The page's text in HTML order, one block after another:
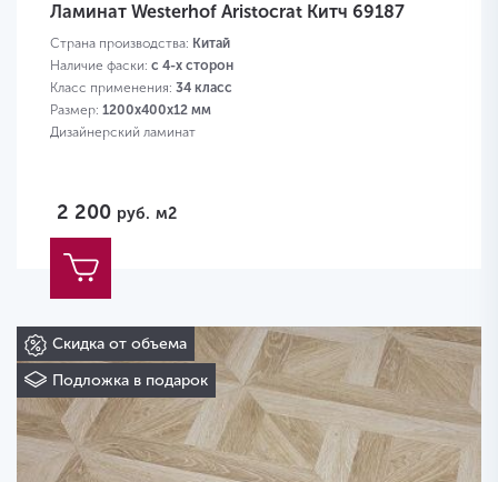
Ламинат Westerhof Aristocrat Китч 69187
Страна производства: Китай
Наличие фаски: с 4-х сторон
Класс применения: 34 класс
Размер: 1200х400х12 мм
Дизайнерский ламинат
2 200 руб. м2
Скидка от объема
Подложка в подарок